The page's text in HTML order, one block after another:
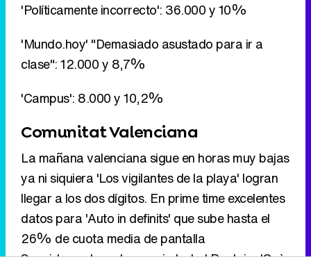
'Políticamente incorrecto': 36.000 y 10%
'Mundo.hoy' "Demasiado asustado para ir a
clase": 12.000 y 8,7%
'Campus': 8.000 y 10,2%
Comunitat Valenciana
La mañana valenciana sigue en horas muy bajas
ya ni siquiera 'Los vigilantes de la playa' logran
llegar a los dos dígitos. En prime time excelentes
datos para 'Auto in definits' que sube hasta el
26% de cuota media de pantalla
Seguidamente, esta vez sin Isabel Pantoja, 'Què